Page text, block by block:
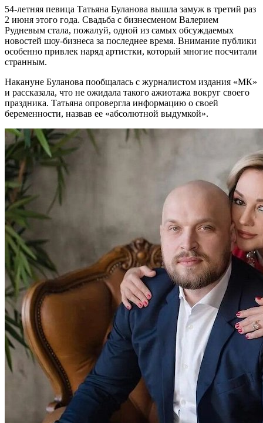
54-летняя певица Татьяна Буланова вышла замуж в третий раз
2 июня этого года. Свадьба с бизнесменом Валерием
Рудневым стала, пожалуй, одной из самых обсуждаемых
новостей шоу-бизнеса за последнее время. Внимание публики
особенно привлек наряд артистки, который многие посчитали
странным.
Накануне Буланова пообщалась с журналистом издания «МК»
и рассказала, что не ожидала такого ажиотажа вокруг своего
праздника. Татьяна опровергла информацию о своей
беременности, назвав ее «абсолютной выдумкой».